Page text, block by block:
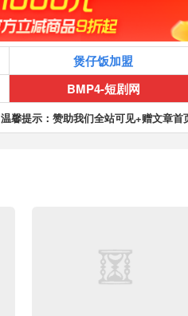
煲仔饭加盟
BMP4-短剧网
温馨提示：赞助我们全站可见+赠文章首